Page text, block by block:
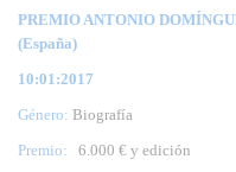
PREMIO ANTONIO
(España)
10:01:2017
Género: Biografía
Premio:
6.000 € y edición